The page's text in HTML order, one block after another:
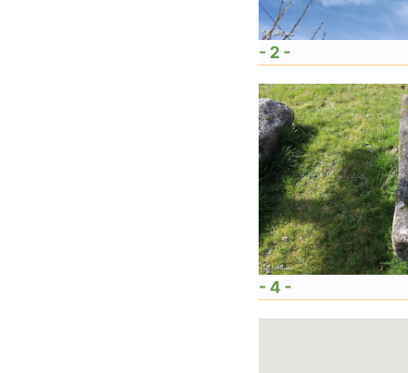
- 2 -
- 4 -